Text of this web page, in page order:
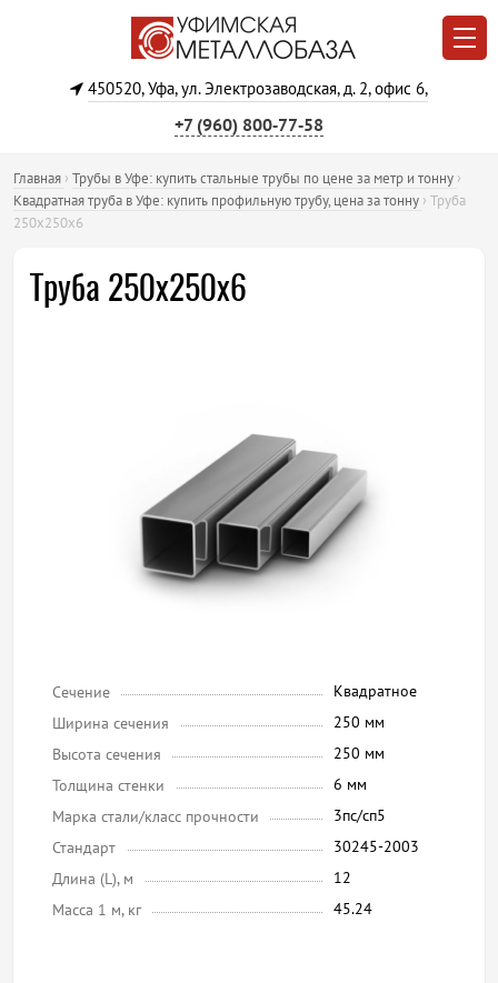
450520, Уфа, ул. Электрозаводская, д. 2, офис 6,
+7 (960) 800‐77‐58
Главная › Трубы в Уфе: купить стальные трубы по цене за метр и тонну ›
Квадратная труба в Уфе: купить профильную трубу, цена за тонну › Труба
250х250х6
Труба 250х250х6
Сечение
Квадратное
Ширина сечения
250 мм
Высота сечения
250 мм
Толщина стенки
6 мм
Марка стали/класс прочности
3пс/сп5
Стандарт
30245-2003
Длина (L), м
12
Масса 1 м, кг
45.24